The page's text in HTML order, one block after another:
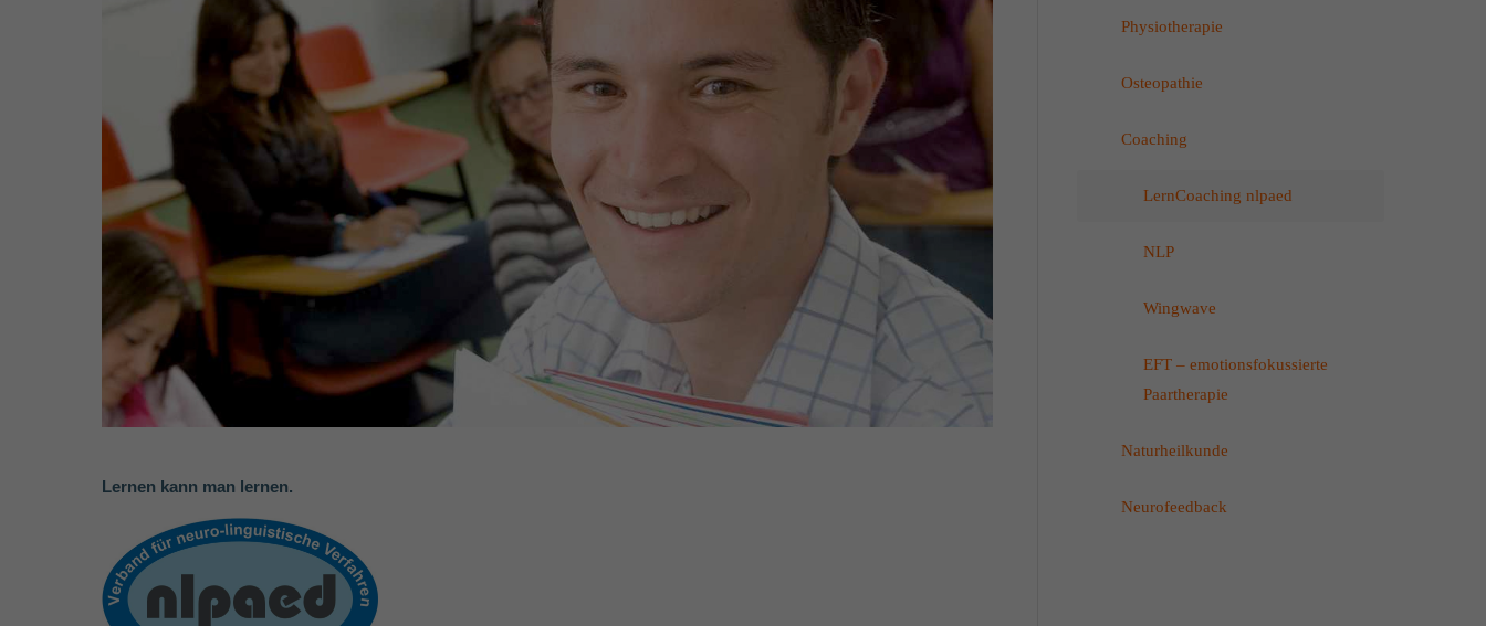
Lernen kann man lernen.
Physiotherapie
Osteopathie
Coaching
LernCoaching nlpaed
NLP
Wingwave
EFT – emotionsfokussierte
Paartherapie
Naturheilkunde
Neurofeedback